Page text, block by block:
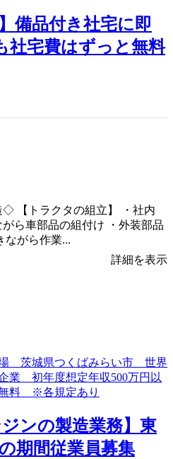
備品付き社宅に即
社宅費はずっと無料
【トラクタの組立】 ・社内
ら車部品の組付け ・外装部品
がら作業...
詳細を表示
ンの製造業務】東
期間従業員募集